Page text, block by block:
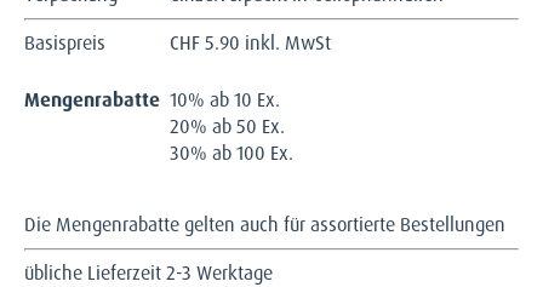
Basispreis
CHF5.90 inkl. MwSt
Mengenrabatte 10% ab 10 Ex.
20% ab 50 Ex.
30% ab 100 Ex.
Die Mengenrabatte gelten auch für assortierte Bestellungen
übliche Lieferzeit 2-3 Werktage